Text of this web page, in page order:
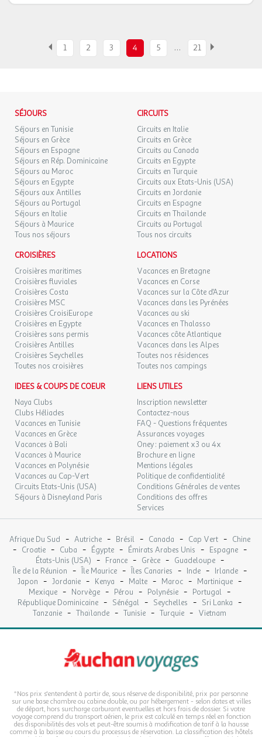
1 2 3 4 5 … 21
SÉJOURS
Séjours en Tunisie
Séjours en Grèce
Séjours en Espagne
Séjours en Rép. Dominicaine
Séjours au Maroc
Séjours en Egypte
Séjours aux Antilles
Séjours au Portugal
Séjours en Italie
Séjours à Maurice
Tous nos séjours
CIRCUITS
Circuits en Italie
Circuits en Grèce
Circuits au Canada
Circuits en Egypte
Circuits en Turquie
Circuits aux Etats-Unis (USA)
Circuits en Jordanie
Circuits en Espagne
Circuits en Thaïlande
Circuits au Portugal
Tous nos circuits
CROISIÈRES
Croisières maritimes
Croisières fluviales
Croisières Costa
Croisières MSC
Croisières CroisiEurope
Croisières en Egypte
Croisières sans permis
Croisières Antilles
Croisières Seychelles
Toutes nos croisières
LOCATIONS
Vacances en Bretagne
Vacances en Corse
Vacances sur la Côte d'Azur
Vacances dans les Pyrénées
Vacances au ski
Vacances en Thalasso
Vacances côte Atlantique
Vacances dans les Alpes
Toutes nos résidences
Toutes nos campings
IDEES & COUPS DE COEUR
Naya Clubs
Clubs Héliades
Vacances en Tunisie
Vacances en Grèce
Vacances à Bali
Vacances à Maurice
Vacances en Polynésie
Vacances au Cap-Vert
Circuits Etats-Unis (USA)
Séjours à Disneyland Paris
LIENS UTILES
Inscription newsletter
Contactez-nous
FAQ - Questions fréquentes
Assurances voyages
Oney : paiement x3 ou 4x
Brochure en ligne
Mentions légales
Politique de confidentialité
Conditions Générales de ventes
Conditions des offres
Services
Afrique Du Sud - Autriche - Brésil - Canada - Cap Vert - Chine
- Croatie - Cuba - Égypte - Émirats Arabes Unis - Espagne -
États-Unis (USA) - France - Grèce - Guadeloupe -
Île de la Réunion - Île Maurice - Îles Canaries - Inde - Irlande -
Japon - Jordanie - Kenya - Malte - Maroc - Martinique -
Mexique - Norvège - Pérou - Polynésie - Portugal -
République Dominicaine - Sénégal - Seychelles - Sri Lanka -
Tanzanie - Thaïlande - Tunisie - Turquie - Vietnam
*Nos prix s'entendent à partir de, sous réserve de disponibilité, prix par personne
sur une base chambre ou cabine double, ou par hébergement - selon dates et villes
de départ, hors surcharge carburant eventuelles et hors frais de dossier. Si votre
voyage comprend du transport aérien, le prix est calculé en temps réel en fonction
des disponibilités des vols et peut-être soumis à modification de tarif à la hausse
comme à la baisse au cours du processus de réservation. La classification des hôtels